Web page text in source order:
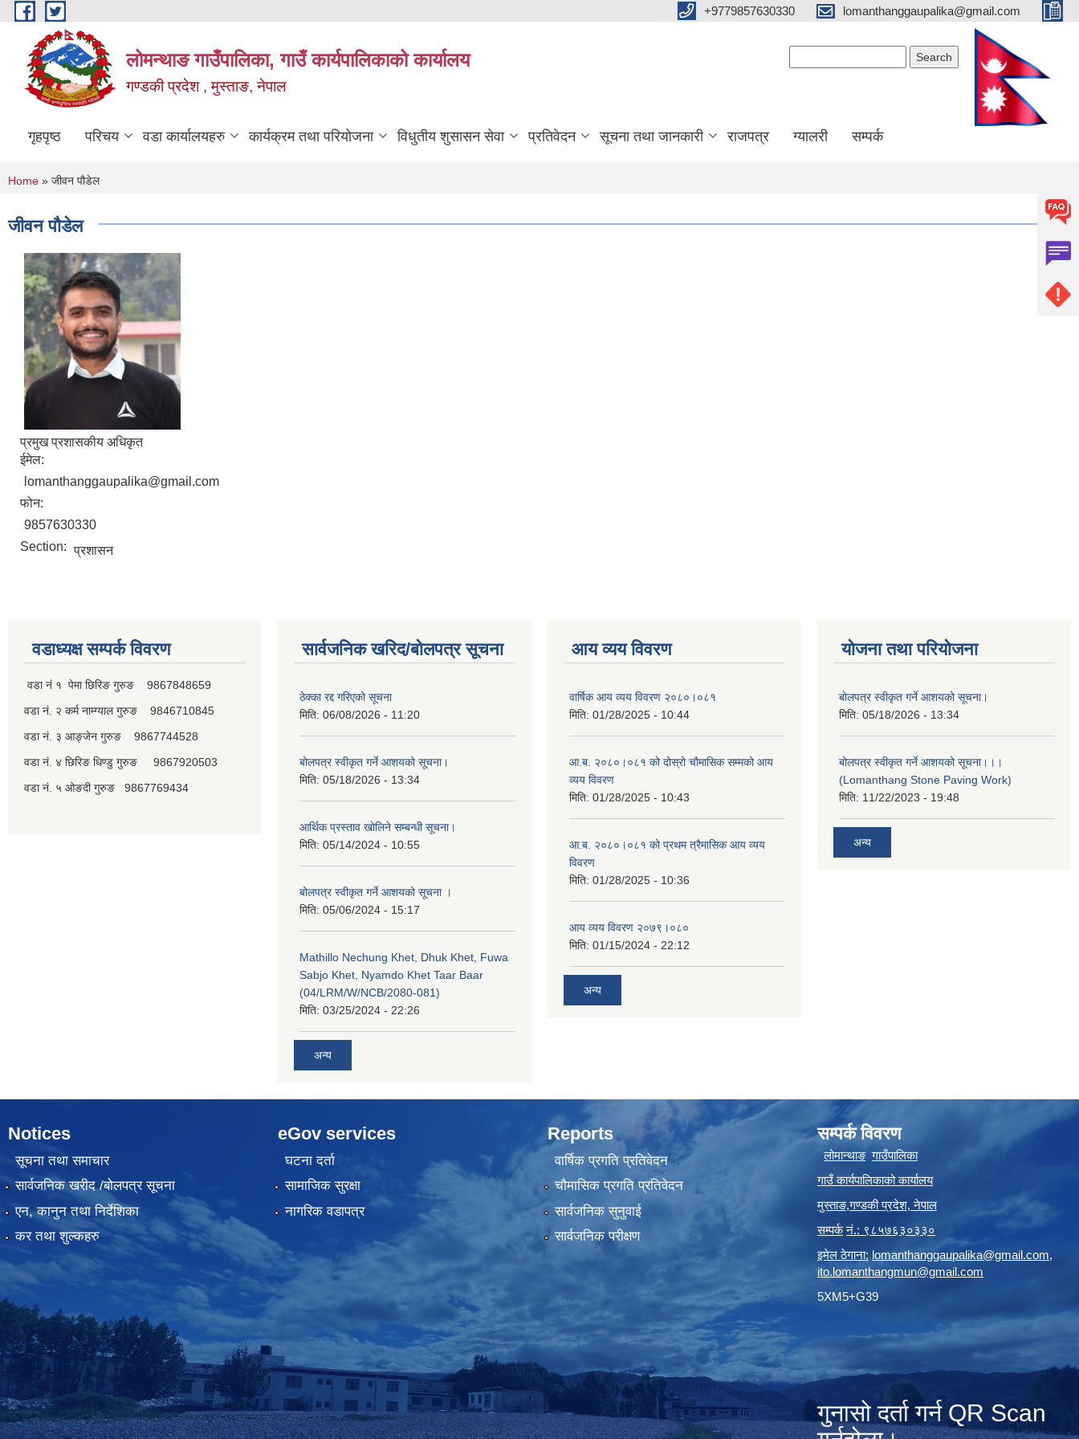
Skip to main content +9779857630330 lomanthanggaupalika@gmail.com
लोमन्थाङ गाउँपालिका, गाउँ कार्यपालिकाको कार्यालय
गण्डकी प्रदेश , मुस्ताङ, नेपाल
गृहपृष्ठ परिचय वडा कार्यालयहरु कार्यक्रम तथा परियोजना विधुतीय शुसासन सेवा प्रतिवेदन सूचना तथा जानकारी राजपत्र ग्यालरी सम्पर्क
You are here
Home » जीवन पौडेल
जीवन पौडेल
प्रमुख प्रशासकीय अधिकृत
ईमेल:
lomanthanggaupalika@gmail.com
फोन:
9857630330
Section: प्रशासन
वडाध्यक्ष सम्पर्क विवरण
वडा नं १ पेमा छिरिङ गुरुङ 9867848659
वडा नं. २ कर्म नाम्ग्याल गुरुङ 9846710845
वडा नं. ३ आङ्जेन गुरुङ 9867744528
वडा नं. ४ छिरिङ धिण्डु गुरुङ 9867920503
वडा नं. ५ ओङदी गुरुङ 9867769434
सार्वजनिक खरिद/बोलपत्र सूचना
ठेक्का रद्द गरिएको सूचना
मिति: 06/08/2026 - 11:20
बोलपत्र स्वीकृत गर्ने आशयको सूचना।
मिति: 05/18/2026 - 13:34
आर्थिक प्रस्ताव खोलिने सम्बन्धी सूचना।
मिति: 05/14/2024 - 10:55
बोलपत्र स्वीकृत गर्ने आशयको सूचना ।
मिति: 05/06/2024 - 15:17
Mathillo Nechung Khet, Dhuk Khet, Fuwa
Sabjo Khet, Nyamdo Khet Taar Baar
(04/LRM/W/NCB/2080-081)
मिति: 03/25/2024 - 22:26
अन्य
आय व्यय विवरण
वार्षिक आय व्यय विवरण २०८०।०८१
मिति: 01/28/2025 - 10:44
आ.ब. २०८०।०८१ को दोस्रो चौमासिक सम्मको आय
व्यय विवरण
मिति: 01/28/2025 - 10:43
आ.ब. २०८०।०८१ को प्रथम त्रैमासिक आय व्यय
विवरण
मिति: 01/28/2025 - 10:36
आय व्यय विवरण २०७९।०८०
मिति: 01/15/2024 - 22:12
अन्य
योजना तथा परियोजना
बोलपत्र स्वीकृत गर्ने आशयको सूचना।
मिति: 05/18/2026 - 13:34
बोलपत्र स्वीकृत गर्ने आशयको सूचना।।।
(Lomanthang Stone Paving Work)
मिति: 11/22/2023 - 19:48
अन्य
Notices
सूचना तथा समाचार
सार्वजनिक खरीद /बोलपत्र सूचना
एन, कानुन तथा निर्देशिका
कर तथा शुल्कहरु
eGov services
घटना दर्ता
सामाजिक सुरक्षा
नागरिक वडापत्र
Reports
वार्षिक प्रगति प्रतिवेदन
चौमासिक प्रगति प्रतिवेदन
सार्वजनिक सुनुवाई
सार्वजनिक परीक्षण
सम्पर्क विवरण
लोमान्थाङ गाउँपालिका
गाउँ कार्यपालिकाको कार्यालय
मुस्ताङ,गण्डकी प्रदेश,नेपाल
सम्पर्क नं.: ९८५७६३०३३०
इमेल ठेगाना: lomanthanggaupalika@gmail.com,
ito.lomanthangmun@gmail.com
5XM5+G39
गुनासो दर्ता गर्न QR Scan